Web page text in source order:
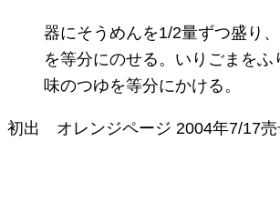
器にそうめんを1/2量ずつ盛り
を等分にのせる。いりごまをふ
味のつゆを等分にかける。
初出 オレンジページ 2004年7/17